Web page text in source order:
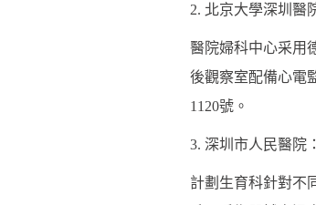
2. 北京大學深圳醫
醫院婦科中心采用
後觀察室配備心電
1120號。
3. 深圳市人民醫院
計劃生育科針對不